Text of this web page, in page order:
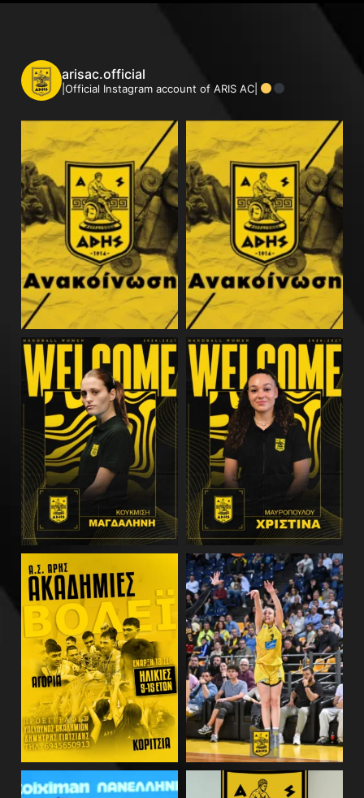
arisac.official
|Official Instagram account of ARIS AC|